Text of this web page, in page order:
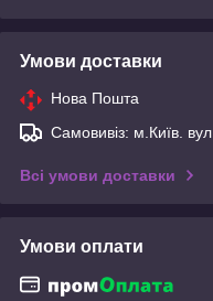
Умови доставки
Нова Пошта
Самовивіз: м.Київ.
Всі умови доставки
Умови оплати